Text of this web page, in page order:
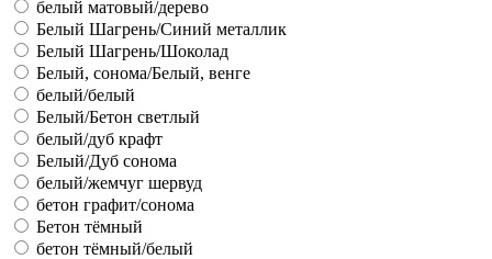
белый матовый/дерево
Белый Шагрень/Синий металлик
Белый Шагрень/Шоколад
Белый, сонома/Белый, венге
белый/белый
Белый/Бетон светлый
белый/дуб крафт
Белый/Дуб сонома
белый/жемчуг шервуд
бетон графит/сонома
Бетон тёмный
бетон тёмный/белый